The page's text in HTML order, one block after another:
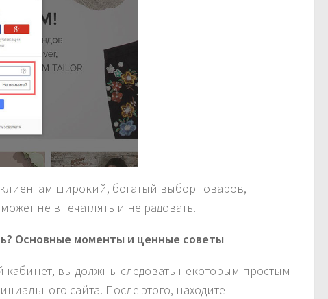
широкий, богатый выбор товаров,
не впечатлять и не радовать.
Основные моменты и ценные советы
вы должны следовать некоторым простым
сайта. После этого, находите